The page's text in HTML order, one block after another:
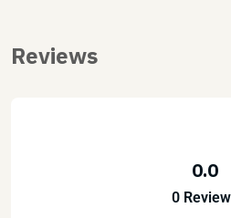
Reviews
0.0
0